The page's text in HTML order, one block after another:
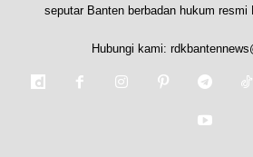
seputar Banten berbadan hukum
Hubungi kami: